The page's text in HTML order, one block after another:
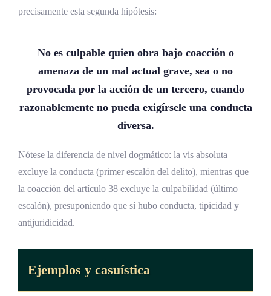
precisamente esta segunda hipótesis:
No es culpable quien obra bajo coacción o
amenaza de un mal actual grave, sea o no
provocada por la acción de un tercero, cuando
razonablemente no pueda exigírsele una conducta
diversa.
Nótese la diferencia de nivel dogmático: la vis absoluta
excluye la conducta (primer escalón del delito), mientras que
la coacción del artículo 38 excluye la culpabilidad (último
escalón), presuponiendo que sí hubo conducta, tipicidad y
antijuridicidad.
Ejemplos y casuística